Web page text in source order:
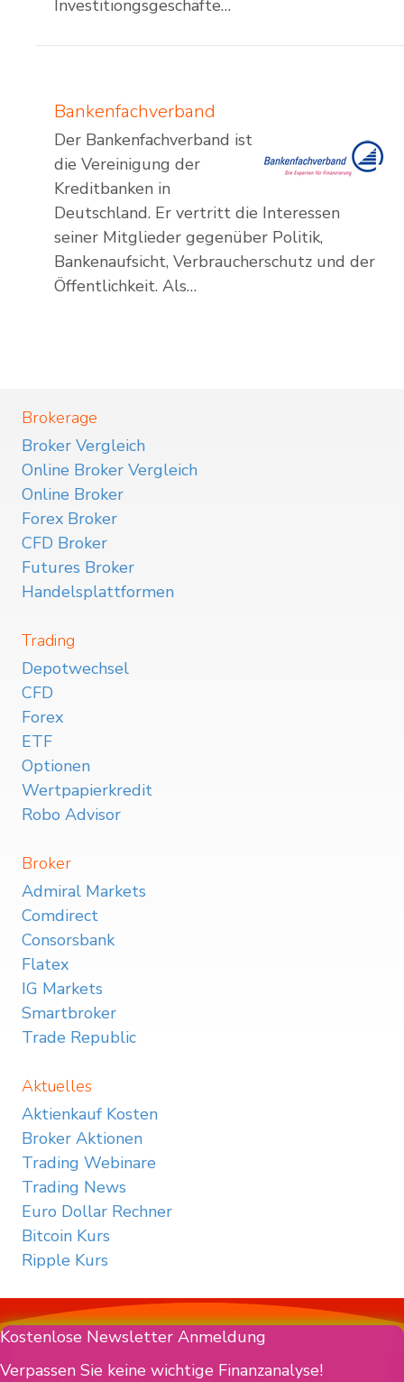
Investitiongsgeschäfte…
Bankenfachverband
Der Bankenfachverband ist
die Vereinigung der
Kreditbanken in
Deutschland. Er vertritt die Interessen
seiner Mitglieder gegenüber Politik,
Bankenaufsicht, Verbraucherschutz und der
Öffentlichkeit. Als…
Brokerage
Broker Vergleich
Online Broker Vergleich
Online Broker
Forex Broker
CFD Broker
Futures Broker
Handelsplattformen
Trading
Depotwechsel
CFD
Forex
ETF
Optionen
Wertpapierkredit
Robo Advisor
Broker
Admiral Markets
Comdirect
Consorsbank
Flatex
IG Markets
Smartbroker
Trade Republic
Aktuelles
Aktienkauf Kosten
Broker Aktionen
Trading Webinare
Trading News
Euro Dollar Rechner
Bitcoin Kurs
Ripple Kurs
Kostenlose Newsletter Anmeldung
Verpassen Sie keine wichtige Finanzanalyse!